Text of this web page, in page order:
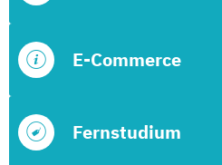
Fernstudium
E-Commerce